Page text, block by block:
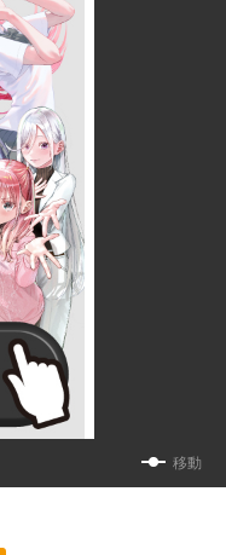
移動